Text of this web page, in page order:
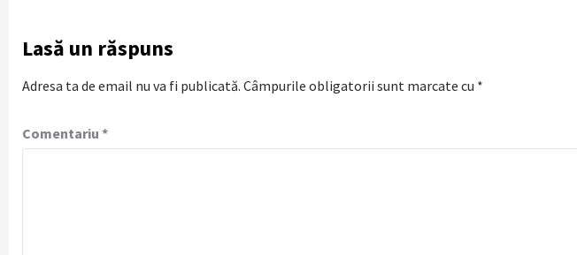
Lasă un răspuns
Adresa ta de email nu va fi publicată. Câmpurile obligatorii sunt marcate cu *
Comentariu *